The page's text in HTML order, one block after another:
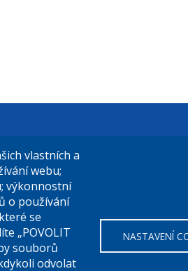
El. podatelna (s el.
posta@praha9.cz
El. podatelna (bez
vlastních a
webu;
výkonnostní
o používání
se
„POVOLIT
souborů
odvolat
NASTAVENÍ